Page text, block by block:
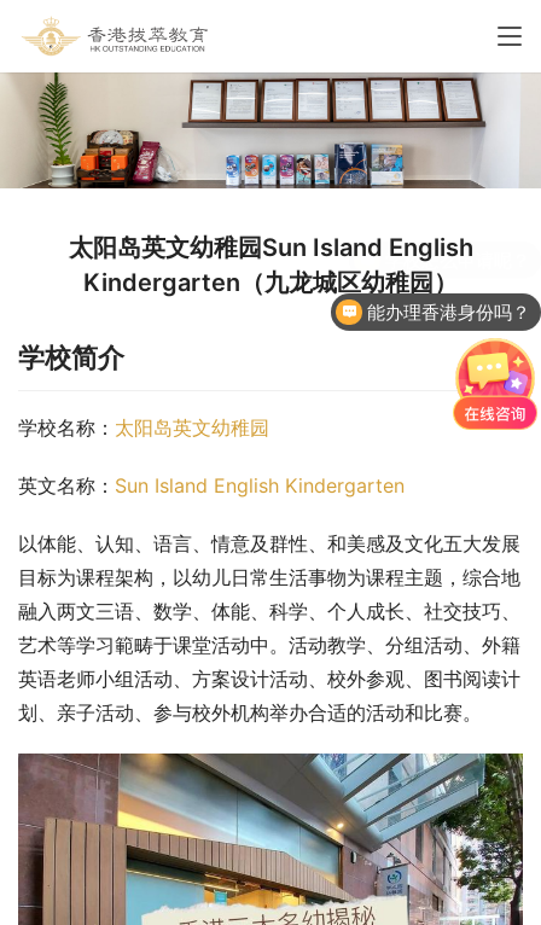
太阳岛英文幼稚园Sun Island English
Kindergarten（九龙城区幼稚园）
学校简介
学校名称： 太阳岛英文幼稚园
英文名称： Sun Island English Kindergarten
以体能、认知、语言、情意及群性、和美感及文化五大发展
目标为课程架构，以幼儿日常生活事物为课程主题，综合地
融入两文三语、数学、体能、科学、个人成长、社交技巧、
艺术等学习範畴于课堂活动中。活动教学、分组活动、外籍
英语老师小组活动、方案设计活动、校外参观、图书阅读计
划、亲子活动、参与校外机构举办合适的活动和比赛。
能办理香港身份吗？